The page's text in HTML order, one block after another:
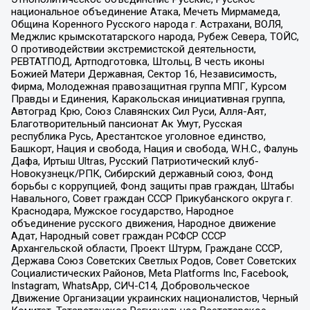
национальное объединение Атака, Мечеть Мирмамеда,
Община Коренного Русского народа г. Астрахани, ВОЛЯ,
Меджлис крымскотатарского народа, Рубеж Севера, ТОЙС,
О противодействии экстремистской деятельности,
РЕВТАТПОД, Артподготовка, Штольц, В честь иконы
Божией Матери Державная, Сектор 16, Независимость,
Фирма, Молодежная правозащитная группа МПГ, Курсом
Правды и Единения, Каракольская инициативная группа,
Автоград Крю, Союз Славянских Сил Руси, Алля-Аят,
Благотворительный пансионат Ак Умут, Русская
республика Русь, Арестантское уголовное единство,
Башкорт, Нация и свобода, Нация и свобода, W.H.С., Фалунь
Дафа, Иртыш Ultras, Русский Патриотический клуб-
Новокузнецк/РПК, Сибирский державный союз, Фонд
борьбы с коррупцией, Фонд защиты прав граждан, Штабы
Навального, Совет граждан СССР Прикубанского округа г.
Краснодара, Мужское государство, Народное
объединение русского движения, Народное движение
Адат, Народный совет граждан РСФСР СССР
Архангельской области, Проект Штурм, Граждане СССР,
Держава Союз Советских Светлых Родов, Совет Советских
Социалистических Районов, Meta Platforms Inc, Facebook,
Instagram, WhatsApp, СИЧ-С14, Добровольческое
Движение Организации украинских националистов, Черный